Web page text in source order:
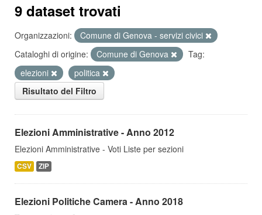
9 dataset trovati
Organizzazioni:
Comune di Genova - servizi civici
Cataloghi di origine:
Comune di Genova
Tag:
elezioni
politica
Risultato del Filtro
Elezioni Amministrative - Anno 2012
Elezioni Amministrative - Voti Liste per sezioni
CSV ZIP
Elezioni Politiche Camera - Anno 2018